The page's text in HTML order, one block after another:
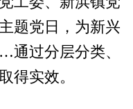
题党日，为新兴
过分层分类、
得实效。